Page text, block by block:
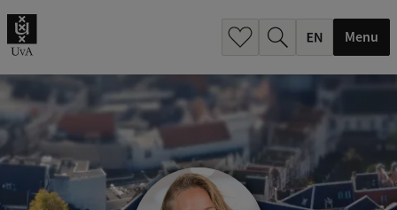
Menu